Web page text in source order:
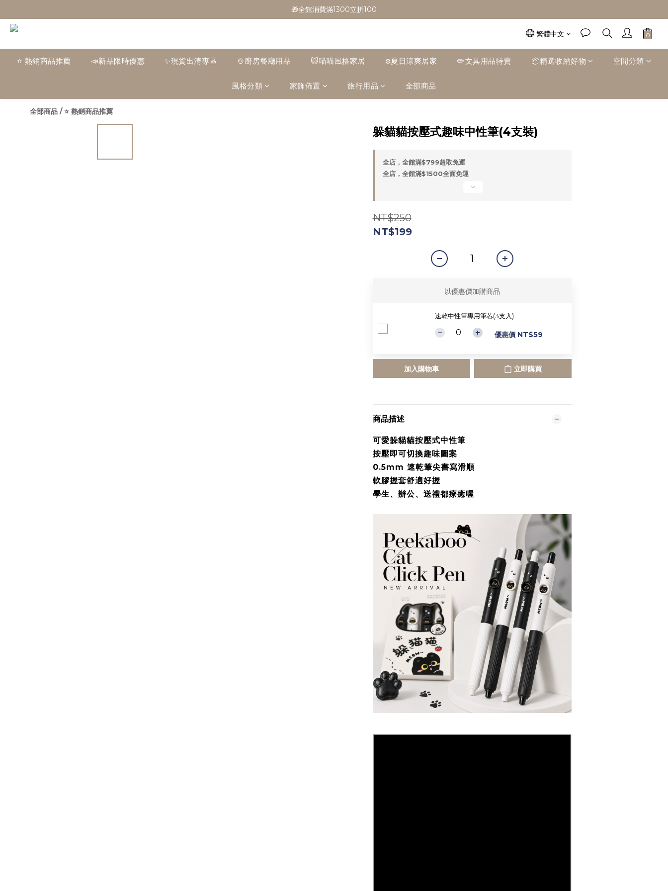
🎁全館消費滿1300立折100
🎁全館消費滿1300立折100
🚛全館滿$799超取免運  $1500宅配免運
🎁全館消費滿1300立折100
繁體中文
⭐ 熱銷商品推薦 📣新品限時優惠 ✨現貨出清專區 🍲廚房餐廳用品 😺喵喵風格家居 ❄️夏日涼爽居家 ✏️文具用品特賣 📦精選收納好物 空間分類
風格分類 家飾佈置 旅行用品 全部商品
全部商品 /⭐ 熱銷商品推薦
躲貓貓按壓式趣味中性筆(4支裝)
全店，全館滿$799超取免運
全店，全館滿$1500全面免運
NT$250
NT$199
以優惠價加購商品
速乾中性筆專用筆芯(3支入)
優惠價 NT$59
加入購物車 立即購買
商品描述
可愛躲貓貓按壓式中性筆
按壓即可切換趣味圖案
0.5mm 速乾筆尖書寫滑順
軟膠握套舒適好握
學生、辦公、送禮都療癒喔